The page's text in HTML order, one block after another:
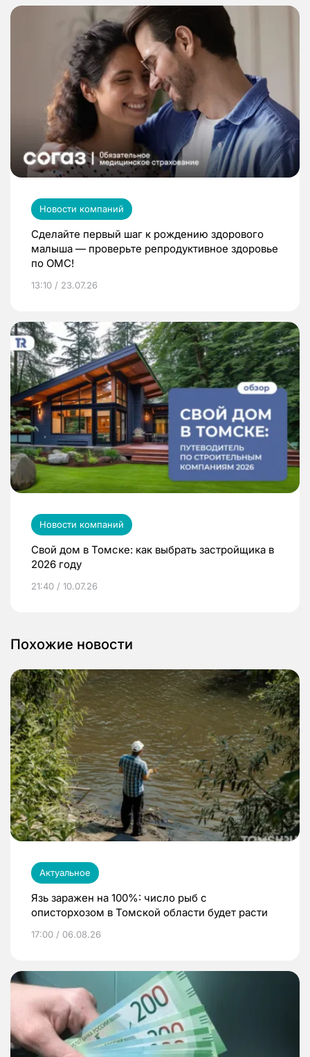
Новости компаний
Сделайте первый шаг к рождению здорового
малыша — проверьте репродуктивное здоровье
по ОМС!
13:10 / 23.07.26
Новости компаний
Свой дом в Томске: как выбрать застройщика в
2026 году
21:40 / 10.07.26
Похожие новости
Актуальное
Язь заражен на 100%: число рыб с
описторхозом в Томской области будет расти
17:00 / 06.08.26